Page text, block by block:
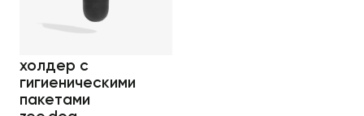
холдер с
гигиеническими
пакетами